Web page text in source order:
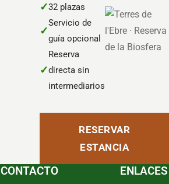
✓32 plazas
✓
Servicio de
guía opcional
✓
Reserva
directa sin
intermediarios
RESERVAR
ESTANCIA
CONTACTO ENLACES